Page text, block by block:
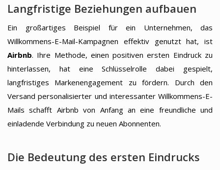
Langfristige Beziehungen aufbauen
Ein großartiges Beispiel für ein Unternehmen, das
Willkommens-E-Mail-Kampagnen effektiv genutzt hat, ist
Airbnb. Ihre Methode, einen positiven ersten Eindruck zu
hinterlassen, hat eine Schlüsselrolle dabei gespielt,
langfristiges Markenengagement zu fördern. Durch den
Versand personalisierter und interessanter Willkommens-E-
Mails schafft Airbnb von Anfang an eine freundliche und
einladende Verbindung zu neuen Abonnenten.
Die Bedeutung des ersten Eindrucks